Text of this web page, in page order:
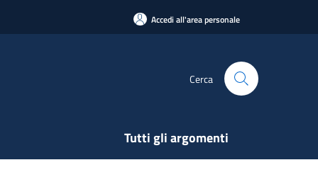
Accedi all'area personale
Cerca
Tutti gli argomenti